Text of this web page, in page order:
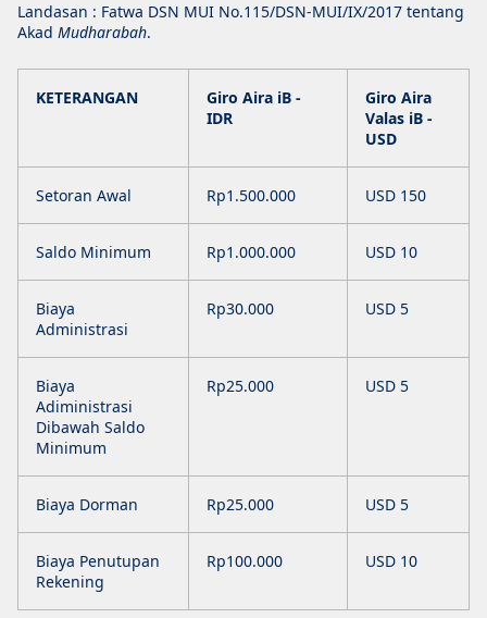
Landasan : Fatwa DSN MUI No.115/DSN-MUI/IX/2017 tentang
Akad Mudharabah.
KETERANGAN
Giro Aira iB -
IDR
Giro Aira
Valas iB -
USD
Setoran Awal Rp1.500.000 USD 150
Saldo Minimum Rp1.000.000 USD 10
Biaya
Administrasi
Rp30.000 USD 5
Biaya
Adiministrasi
Dibawah Saldo
Minimum
Rp25.000 USD 5
Biaya Dorman Rp25.000 USD 5
Biaya Penutupan
Rekening
Rp100.000 USD 10